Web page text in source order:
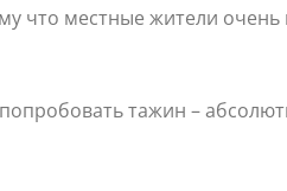
что местные жители
тажин –